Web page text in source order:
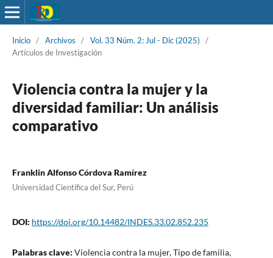
Inicio / Archivos / Vol. 33 Núm. 2: Jul - Dic (2025)
/
Artículos de Investigación
Violencia contra la mujer y la
diversidad familiar: Un análisis
comparativo
Franklin Alfonso Córdova Ramírez
Universidad Científica del Sur, Perú
DOI: https://doi.org/10.14482/INDES.33.02.852.235
Palabras clave: Violencia contra la mujer, Tipo de familia,